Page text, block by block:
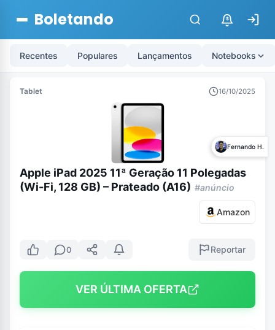
Boletando $
Recentes Populares Lançamentos Notebooks
Tablet 16/10/2025
Fernando H.
Apple iPad 2025 11ª Geração 11 Polegadas
(Wi-Fi, 128 GB) – Prateado (A16) #anúncio
Amazon
0 Reportar
VER ÚLTIMA OFERTA